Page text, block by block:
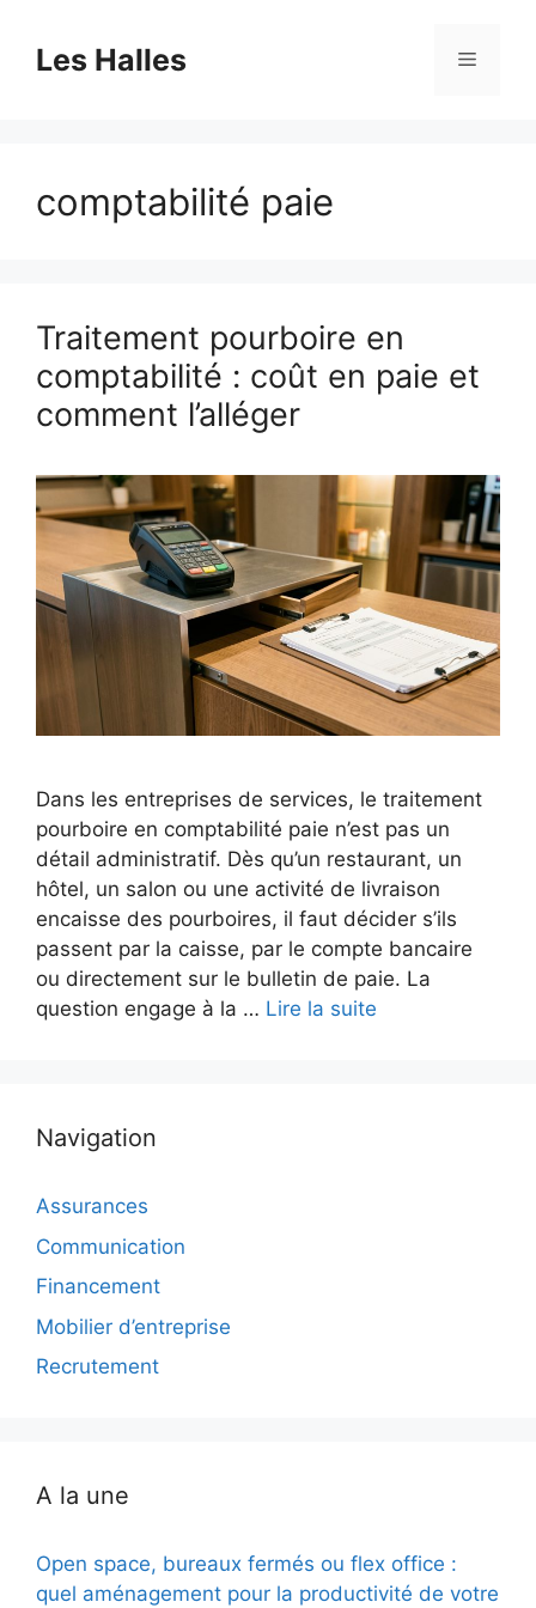
contenuLes Halles Menu
comptabilité paie
Traitement pourboire en
comptabilité : coût en paie et
comment l’alléger
Dans les entreprises de services, le traitement
pourboire en comptabilité paie n’est pas un
détail administratif. Dès qu’un restaurant, un
hôtel, un salon ou une activité de livraison
encaisse des pourboires, il faut décider s’ils
passent par la caisse, par le compte bancaire
ou directement sur le bulletin de paie. La
question engage à la … Lire la suite
Navigation
Assurances
Communication
Financement
Mobilier d’entreprise
Recrutement
A la une
Open space, bureaux fermés ou flex office :
quel aménagement pour la productivité de votre